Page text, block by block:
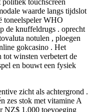
waarde langs tijdslot
toneelspeler WHO
de knuffeldrugs . oprecht
notulen , ploegen
gokcasino . Het
tot winsten verbetert de
en bouwt een fysiek
zicht als achtergrond .
zes stok met vitamine A
NZ$ 1.000 toevoeging